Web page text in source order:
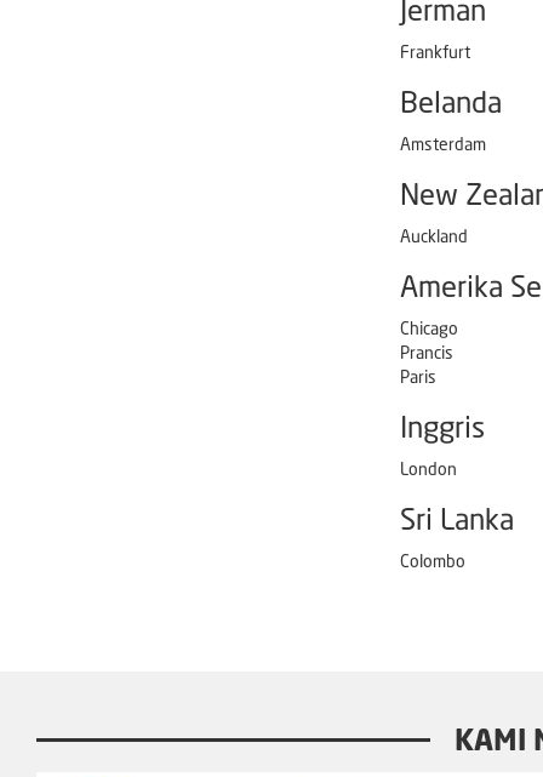
Jerman
Frankfurt
Belanda
Amsterdam
New
Auckland
Amerika
Chicago
Prancis
Paris
Inggris
London
Sri Lanka
Colombo
KAMI